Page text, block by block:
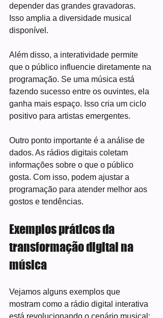
depender das grandes gravadoras.
Isso amplia a diversidade musical
disponível.
Além disso, a interatividade permite
que o público influencie diretamente na
programação. Se uma música está
fazendo sucesso entre os ouvintes, ela
ganha mais espaço. Isso cria um ciclo
positivo para artistas emergentes.
Outro ponto importante é a análise de
dados. As rádios digitais coletam
informações sobre o que o público
gosta. Com isso, podem ajustar a
programação para atender melhor aos
gostos e tendências.
Exemplos práticos da
transformação digital na
música
Vejamos alguns exemplos que
mostram como a rádio digital interativa
está revolucionando o cenário musical: